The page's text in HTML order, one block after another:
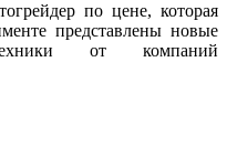
по цене, которая
представлены новые
от компаний